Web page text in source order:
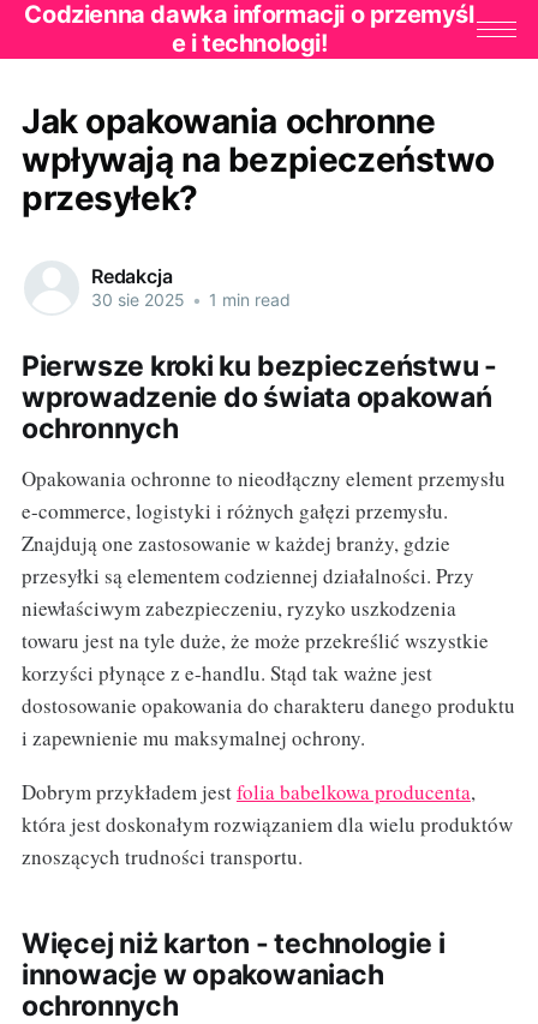
Codzienna dawka informacji o przemyśl
e i technologi!
Jak opakowania ochronne
wpływają na bezpieczeństwo
przesyłek?
Redakcja
30 sie 2025 • 1 min read
Pierwsze kroki ku bezpieczeństwu -
wprowadzenie do świata opakowań
ochronnych
Opakowania ochronne to nieodłączny element przemysłu
e-commerce, logistyki i różnych gałęzi przemysłu.
Znajdują one zastosowanie w każdej branży, gdzie
przesyłki są elementem codziennej działalności. Przy
niewłaściwym zabezpieczeniu, ryzyko uszkodzenia
towaru jest na tyle duże, że może przekreślić wszystkie
korzyści płynące z e-handlu. Stąd tak ważne jest
dostosowanie opakowania do charakteru danego produktu
i zapewnienie mu maksymalnej ochrony.
Dobrym przykładem jestfolia babelkowa producenta,
która jest doskonałym rozwiązaniem dla wielu produktów
znoszących trudności transportu.
Więcej niż karton - technologie i
innowacje w opakowaniach
ochronnych